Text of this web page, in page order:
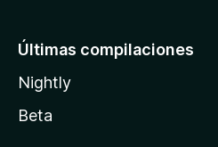
Últimas compilaciones
Nightly
Beta